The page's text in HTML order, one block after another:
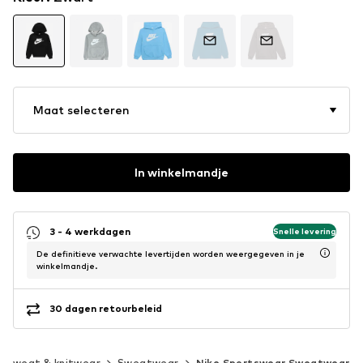
Maat selecteren
In winkelmandje
3 - 4 werkdagen Snelle levering
De definitieve verwachte levertijden worden weergegeven in je
winkelmandje.
30 dagen retourbeleid